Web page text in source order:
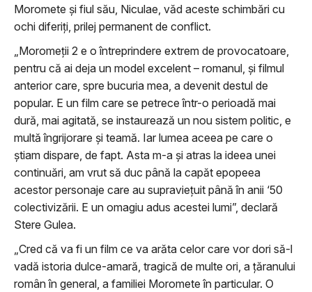
Moromete și fiul său, Niculae, văd aceste schimbări cu
ochi diferiți, prilej permanent de conflict.
„Moromeții 2 e o întreprindere extrem de provocatoare,
pentru că ai deja un model excelent – romanul, și filmul
anterior care, spre bucuria mea, a devenit destul de
popular. E un film care se petrece într-o perioadă mai
dură, mai agitată, se instaurează un nou sistem politic, e
multă îngrijorare și teamă. Iar lumea aceea pe care o
știam dispare, de fapt. Asta m-a și atras la ideea unei
continuări, am vrut să duc până la capăt epopeea
acestor personaje care au supraviețuit până în anii ‘50
colectivizării. E un omagiu adus acestei lumi”, declară
Stere Gulea.
„Cred că va fi un film ce va arăta celor care vor dori să-l
vadă istoria dulce-amară, tragică de multe ori, a țăranului
român în general, a familiei Moromete în particular. O